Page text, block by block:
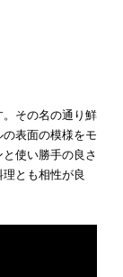
その名の通り鮮
表面の模様をモ
使い勝手の良さ
とも相性が良